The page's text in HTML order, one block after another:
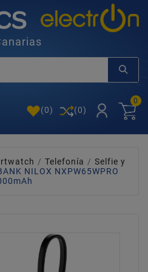
(0) (0)
0
Telefonía
Selfie y
NILOX NXPW65WPRO